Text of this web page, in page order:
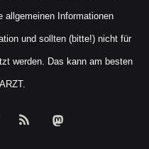
allgemeinen Informationen
und sollten (bitte!) nicht für
werden. Das kann am besten
YouTubeRSS